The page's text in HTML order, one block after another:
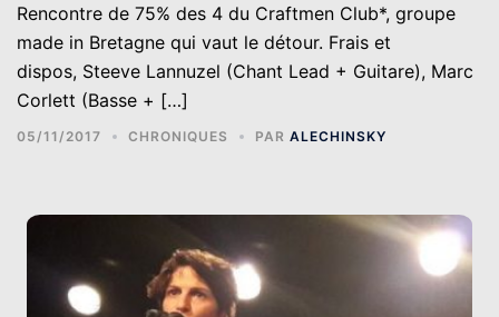
Rencontre de 75% des 4 du Craftmen Club*, groupe
made in Bretagne qui vaut le détour. Frais et
dispos, Steeve Lannuzel (Chant Lead + Guitare), Marc
Corlett (Basse + […]
05/11/2017 CHRONIQUES PAR ALECHINSKY